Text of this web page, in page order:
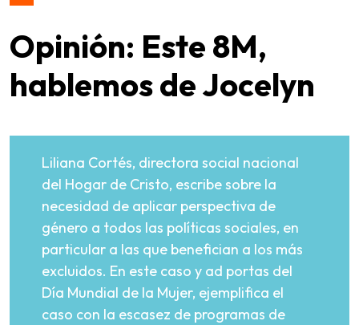
Opinión: Este 8M,
hablemos de Jocelyn
Liliana Cortés, directora social nacional
del Hogar de Cristo, escribe sobre la
necesidad de aplicar perspectiva de
género a todos las políticas sociales, en
particular a las que benefician a los más
excluidos. En este caso y ad portas del
Día Mundial de la Mujer, ejemplifica el
caso con la escasez de programas de